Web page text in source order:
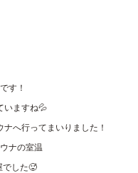
す！
いますね💦
へ行ってまいりました！
ナの室温
でした🥵